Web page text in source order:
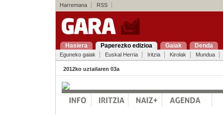
Harremana RSS
Hasiera Paperezko edizioa Gaiak Denda
Eguneko gaiak Euskal Herria Iritzia Kirolak Mundua
2012ko uztailaren 03a